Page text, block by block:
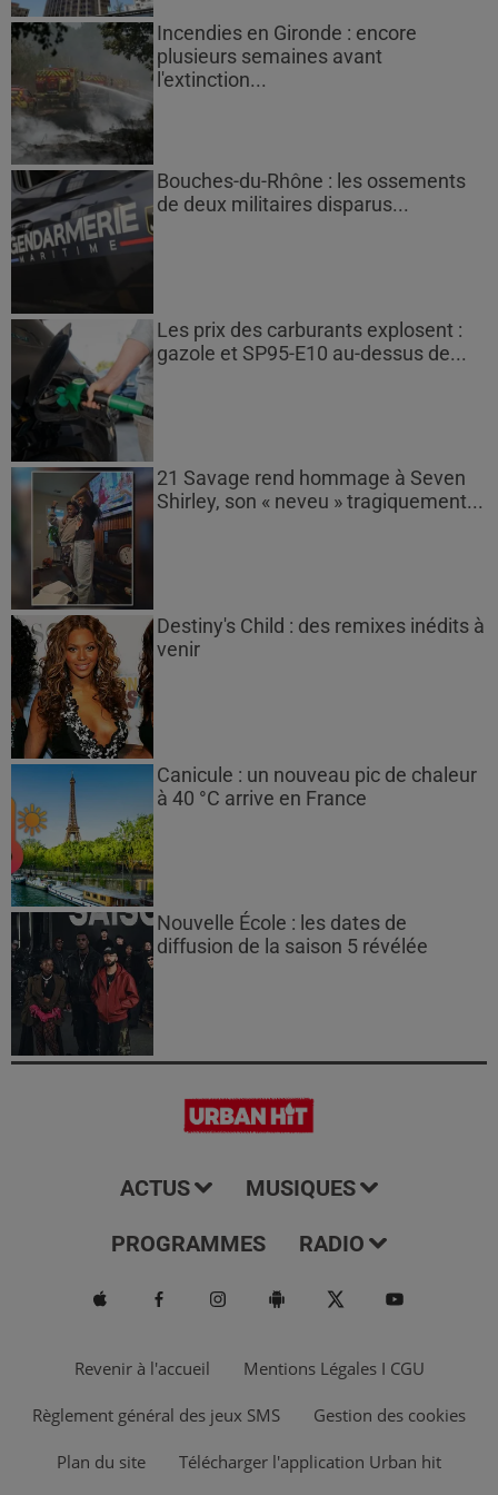
Incendies en Gironde : encore
plusieurs semaines avant
l'extinction...
Bouches-du-Rhône : les ossements
de deux militaires disparus...
Les prix des carburants explosent :
gazole et SP95-E10 au-dessus de...
21 Savage rend hommage à Seven
Shirley, son « neveu » tragiquement...
Destiny's Child : des remixes inédits à
venir
Canicule : un nouveau pic de chaleur
à 40 °C arrive en France
Nouvelle École : les dates de
diffusion de la saison 5 révélée
ACTUS MUSIQUES
PROGRAMMES RADIO
Revenir à l'accueil Mentions Légales I CGU
Règlement général des jeux SMS Gestion des cookies
Plan du site Télécharger l'application Urban hit